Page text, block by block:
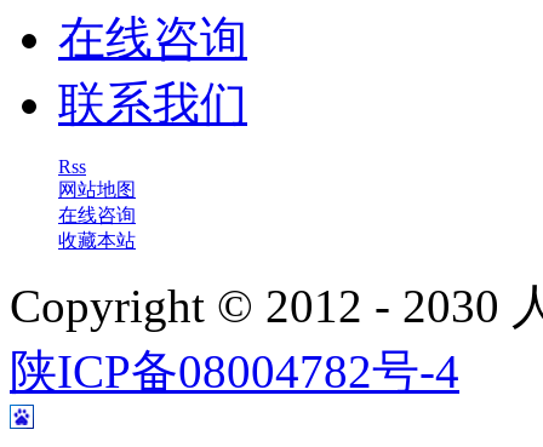
在线咨询
联系我们
Rss
网站地图
在线咨询
收藏本站
Copyright © 2012 - 2030
陕ICP备08004782号-4